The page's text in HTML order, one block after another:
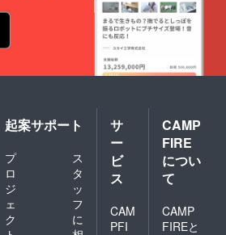
起案サポート
プ
ロ
ジ
ェ
ク
ス
タ
ッ
フ
に
サ
ー
ビ
ス
CAM
PFI
CAMP
FIRE
につい
て
CAMP
FIREと